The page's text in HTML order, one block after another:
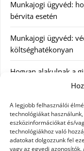
A legjobb felhasználói
technológiákat
eszközinformációkat és/
technológiákhoz való
adatokat dolgozzunk fel
vagy az egyedi
Munkajogi ügyvéd:
bérvita esetén
Munkajogi ügyvéd:
költséghatékonyan
Hogyan alakulnak a
Kategóriák
Egészség
Hírek